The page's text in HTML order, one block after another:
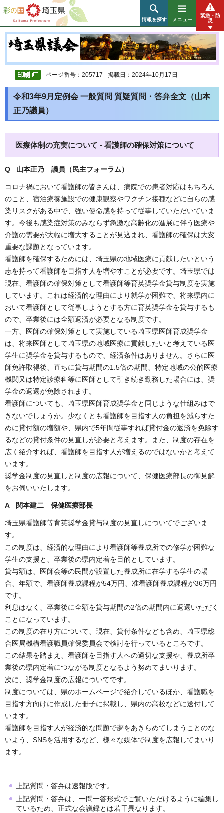
彩の国 埼玉県
情報を探す メニュー
緊急・防
災
ページ番号：205717 掲載日：2024年10月17日
令和3年9月定例会 一般質問 質疑質問・答弁全文（山本
正乃議員）
医療体制の充実について - 看護師の確保対策について
Q 山本正乃 議員（民主フォーラム）
コロナ禍において看護師の皆さんは、病院での患者対応はもちろん
のこと、宿泊療養施設での健康観察やワクチン接種などに自らの感
染リスクがある中で、強い使命感を持って従事していただいていま
す。今後も感染症対策のみならず急激な高齢化の進展に伴う医療や
介護の需要が大幅に増大することが見込まれ、看護師の確保は大変
重要な課題となっています。
看護師を確保するためには、埼玉県の地域医療に貢献したいという
志を持って看護師を目指す人を増やすことが必要です。埼玉県では
現在、看護師の確保対策として看護師等育英奨学金貸与制度を実施
しています。これは経済的な理由により就学が困難で、将来県内に
おいて看護師として従事しようとする方に育英奨学金を貸与するも
ので、卒業後には全額返済が必要となる制度です。
一方、医師の確保対策として実施している埼玉県医師育成奨学金
は、将来医師として埼玉県の地域医療に貢献したいと考えている医
学生に奨学金を貸与するもので、経済条件はありません。さらに医
師免許取得後、直ちに貸与期間の1.5倍の期間、特定地域の公的医療
機関又は特定診療科等に医師として引き続き勤務した場合には、奨
学金の返還が免除されます。
看護師についても、埼玉県医師育成奨学金と同じような仕組みはで
きないでしょうか。少なくとも看護師を目指す人の負担を減らすた
めに貸付額の増額や、県内で5年間従事すれば貸付金の返済を免除す
るなどの貸付条件の見直しが必要と考えます。また、制度の存在を
広く紹介すれば、看護師を目指す人が増えるのではないかと考えて
います。
奨学金制度の見直しと制度の広報について、保健医療部長の御見解
をお伺いいたします。
A 関本建二 保健医療部長
埼玉県看護師等育英奨学金貸与制度の見直しについてでございま
す。
この制度は、経済的な理由により看護師等養成所での修学が困難な
学生の支援と、卒業後の県内定着を目的としています。
貸与額は、医師会等の民間が設置した養成所に在学する学生の場
合、年額で、看護師養成課程が54万円、准看護師養成課程が36万円
です。
利息はなく、卒業後に全額を貸与期間の2倍の期間内に返還いただく
ことになっています。
この制度の在り方について、現在、貸付条件なども含め、埼玉県総
合医局機構看護職員確保委員会で検討を行っているところです。
この結果を踏まえ、看護師を目指す人への適切な支援や、養成所卒
業後の県内定着につながる制度となるよう努めてまいります。
次に、奨学金制度の広報についてです。
制度については、県のホームページで紹介しているほか、看護職を
目指す方向けに作成した冊子に掲載し、県内の高校などに送付して
います。
看護師を目指す人が経済的な問題で夢をあきらめてしまうことのな
いよう、SNSを活用するなど、様々な媒体で制度を広報してまいり
ます。
上記質問・答弁は速報版です。
上記質問・答弁は、一問一答形式でご覧いただけるように編集し
ているため、正式な会議録とは若干異なります。